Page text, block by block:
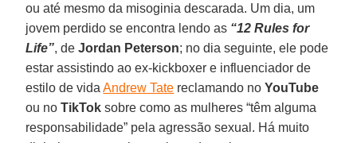
ou até mesmo da misoginia descarada. Um dia, um
jovem perdido se encontra lendo as “12 Rules for
Life”, deJordan Peterson; no dia seguinte, ele pode
estar assistindo ao ex-kickboxer e influenciador de
estilo de vidaAndrew Tate reclamando noYouTube
ou noTikTok sobre como as mulheres “têm alguma
responsabilidade” pela agressão sexual. Há muito